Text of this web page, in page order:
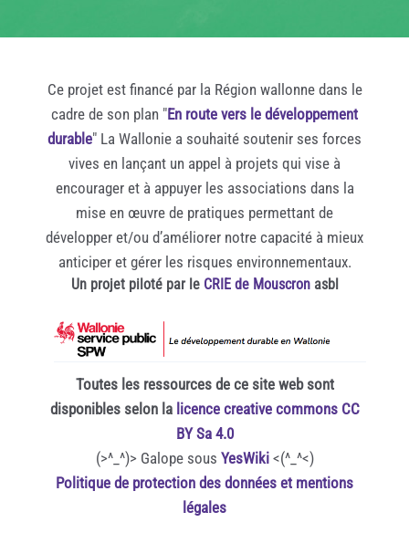
Ce projet est financé par la Région wallonne dans le
cadre de son plan "En route vers le développement
durable" La Wallonie a souhaité soutenir ses forces
vives en lançant un appel à projets qui vise à
encourager et à appuyer les associations dans la
mise en œuvre de pratiques permettant de
développer et/ou d’améliorer notre capacité à mieux
anticiper et gérer les risques environnementaux.
Un projet piloté par le CRIE de Mouscronasbl
Toutes les ressources de ce site web sont
disponibles selon la licence creative commons CC
BY Sa 4.0
(>^_^)> Galope sous YesWiki<(^_^<)
Politique de protection des données et mentions
légales